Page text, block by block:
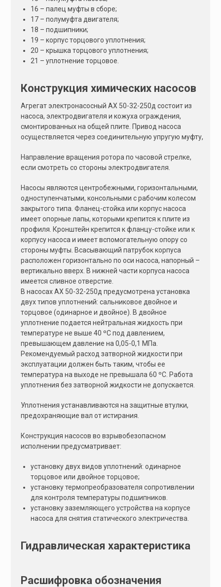
16 – палец муфты в сборе;
17 – полумуфта двигателя;
18 – подшипники;
19 – корпус торцового уплотнения;
20 – крышка торцового уплотнения;
21 – уплотнение торцовое.
Конструкция химических насосов
Агрегат электронасосный АХ 50-32-250д состоит из
насоса, электродвигателя и кожуха ограждения,
смонтированных на общей плите. Привод насоса
осуществляется через соединительную упругую муфту,
Направление вращения ротора по часовой стрелке,
если смотреть со стороны электродвигателя.
Насосы являются центробежными, горизонтальными,
одноступенчатыми, консольными с рабочим колесом
закрытого типа. Фланец-стойка или корпус насоса
имеет опорные лапы, которыми крепится к плите из
профиля. Кронштейн крепится к фланцу-стойке или к
корпусу насоса и имеет вспомогательную опору со
стороны муфты. Всасывающий патрубок корпуса
расположен горизонтально по оси насоса, напорный –
вертикально вверх. В нижней части корпуса насоса
имеется сливное отверстие.
В насосах АХ 50-32-250д предусмотрена установка
двух типов уплотнений: сальниковое двойное и
торцовое (одинарное и двойное). В двойное
уплотнение подается нейтральная жидкость при
температуре не выше 40 ºС под давлением,
превышающем давление на 0,05-0,1 МПа.
Рекомендуемый расход затворной жидкости при
эксплуатации должен быть таким, чтобы ее
температура на выходе не превышала 60 ºС. Работа
уплотнения без затворной жидкости не допускается.
Уплотнения устанавливаются на защитные втулки,
предохраняющие вал от истирания.
Конструкция насосов во взрывобезопасном
исполнении предусматривает:
установку двух видов уплотнений: одинарное
торцовое или двойное торцовое;
установку термопреобразователя сопротивлении
для контроля температуры подшипников.
установку заземляющего устройства на корпусе
насоса для снятия статического электричества.
Гидравлическая характеристика
Расшифровка обозначения